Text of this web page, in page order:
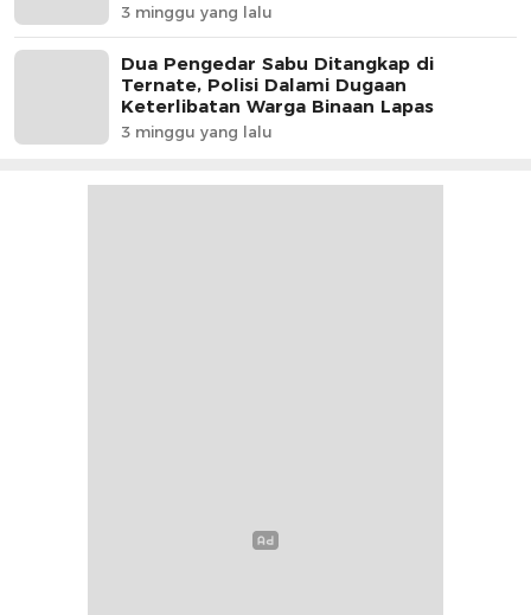
3 minggu yang lalu
Dua Pengedar Sabu Ditangkap di
Ternate, Polisi Dalami Dugaan
Keterlibatan Warga Binaan Lapas
3 minggu yang lalu